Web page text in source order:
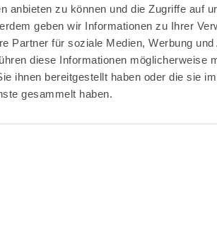
anbieten zu können und die Zugriffe auf
geben wir Informationen zu Ihrer
Partner für soziale Medien, Werbung
diese Informationen möglicherweise
ihnen bereitgestellt haben oder die sie
gesammelt haben.